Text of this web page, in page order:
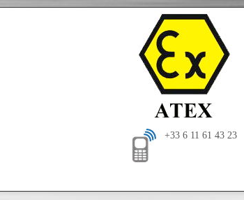
+33 6 11 61 43 23